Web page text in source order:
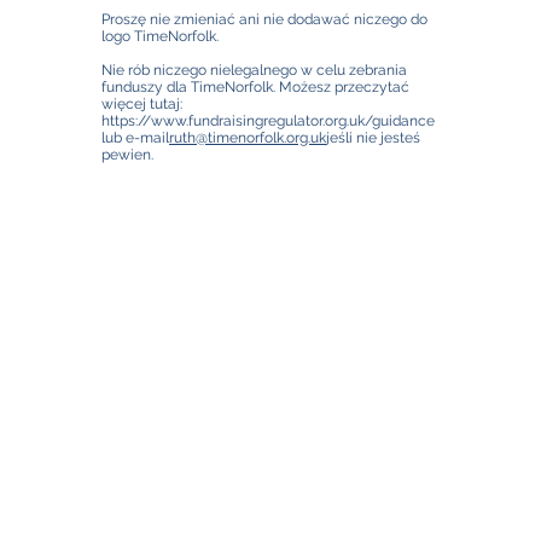
Proszę nie zmieniać ani nie dodawać niczego do
logo TimeNorfolk.
Nie rób niczego nielegalnego w celu zebrania
funduszy dla TimeNorfolk. Możesz przeczytać
więcej tutaj:
https://www.fundraisingregulator.org.uk/guidance
lub e-mailruth@timenorfolk.org.ukjeśli nie jesteś
pewien.